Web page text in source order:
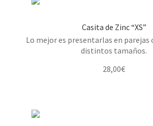
Casita de Zinc “XS”
Lo mejor es presentarlas en parejas
distintos tamaños.
28,00€